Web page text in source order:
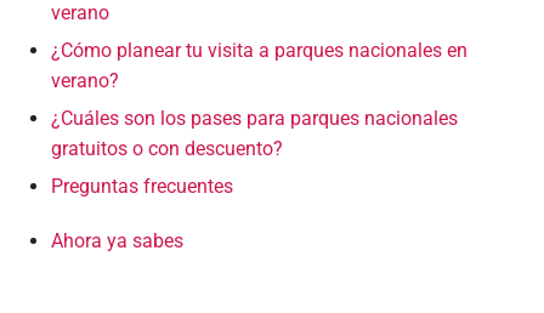
verano
¿Cómo planear tu visita a parques nacionales en
verano?
¿Cuáles son los pases para parques nacionales
gratuitos o con descuento?
Preguntas frecuentes
Ahora ya sabes